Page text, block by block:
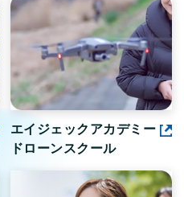
エイジェックアカデミー
ドローンスクール